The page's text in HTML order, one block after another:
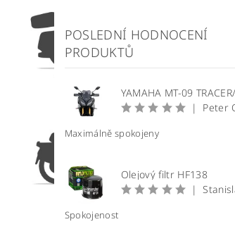
POSLEDNÍ HODNOCENÍ
PRODUKTŮ
|
Maximálně spokojeny
Olejový filtr HF138
|
Spokojenost